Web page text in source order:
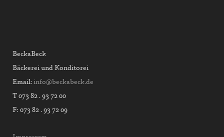
BeckaBeck
Bäckerei und Konditorei
Email: info@beckabeck.de
T 073 82 . 93 72 00
F: 073 82 . 93 72 09